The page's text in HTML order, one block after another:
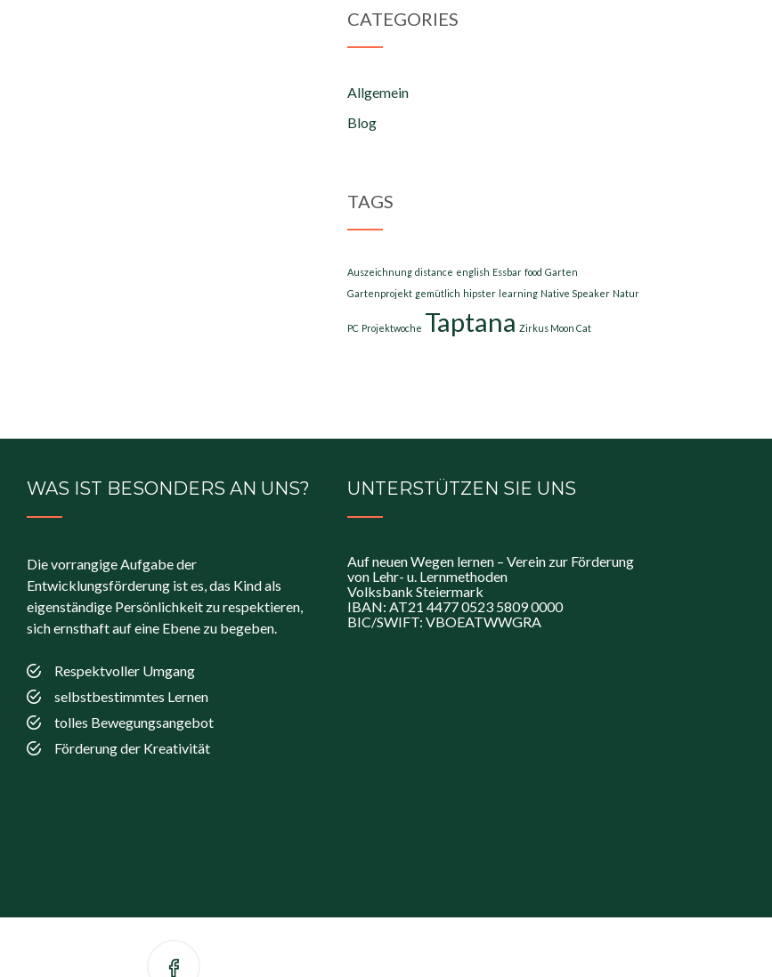
CATEGORIES
Allgemein
Blog
TAGS
Auszeichnung distance english Essbar food Garten
Gartenprojekt gemütlich hipster learning Native Speaker Natur
PC Projektwoche Taptana Zirkus Moon Cat
WAS IST BESONDERS AN UNS?
Die vorrangige Aufgabe der
Entwicklungsförderung ist es, das Kind als
eigenständige Persönlichkeit zu respektieren,
sich ernsthaft auf eine Ebene zu begeben.
Respektvoller Umgang
selbstbestimmtes Lernen
tolles Bewegungsangebot
Förderung der Kreativität
UNTERSTÜTZEN SIE UNS
Auf neuen Wegen lernen – Verein zur Förderung
von Lehr- u. Lernmethoden
Volksbank Steiermark
IBAN: AT21 4477 0523 5809 0000
BIC/SWIFT: VBOEATWWGRA